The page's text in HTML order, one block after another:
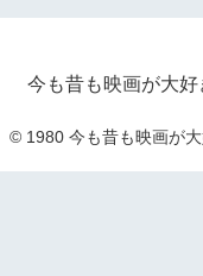
今も昔も映画が大
© 1980 今も昔も映画が